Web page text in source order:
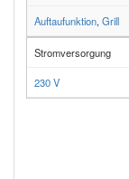
Auftaufunktion, Grill
Stromversorgung
230 V